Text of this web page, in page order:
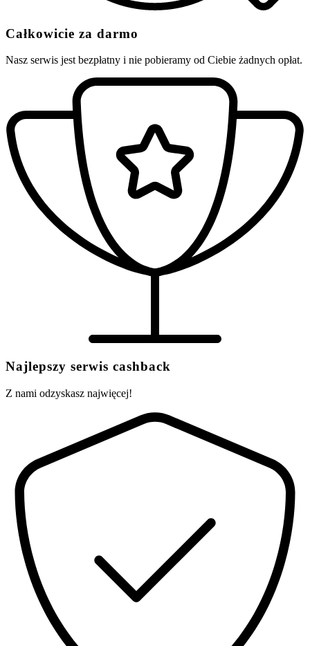
Całkowicie za darmo
Nasz serwis jest bezpłatny i nie pobieramy od Ciebie żadnych opłat.
Najlepszy serwis cashback
Z nami odzyskasz najwięcej!